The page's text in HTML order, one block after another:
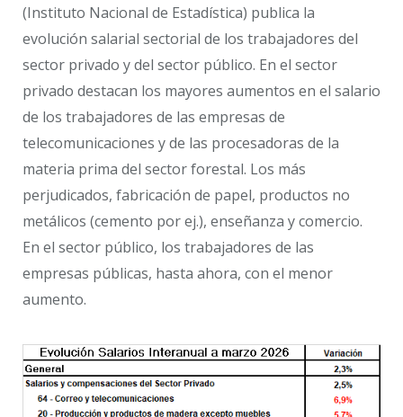
(Instituto Nacional de Estadística) publica la
evolución salarial sectorial de los trabajadores del
sector privado y del sector público. En el sector
privado destacan los mayores aumentos en el salario
de los trabajadores de las empresas de
telecomunicaciones y de las procesadoras de la
materia prima del sector forestal. Los más
perjudicados, fabricación de papel, productos no
metálicos (cemento por ej.), enseñanza y comercio.
En el sector público, los trabajadores de las
empresas públicas, hasta ahora, con el menor
aumento.